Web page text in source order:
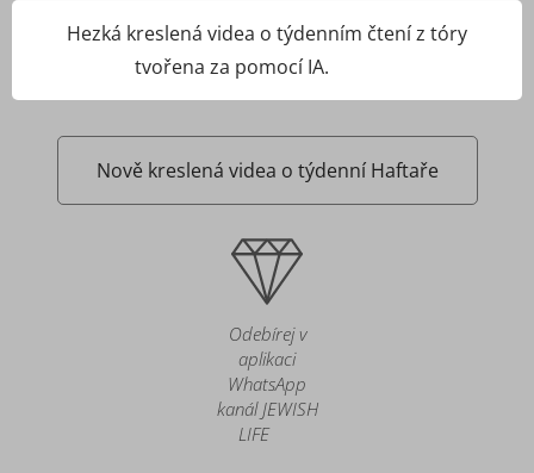
Hezká kreslená videa o týdenním čtení z tóry
tvořena za pomocí IA.💡🎥🎨
Nově kreslená videa o týdenní Haftaře
Odebírej v
aplikaci
WhatsApp
kanál JEWISH
LIFE 🙌